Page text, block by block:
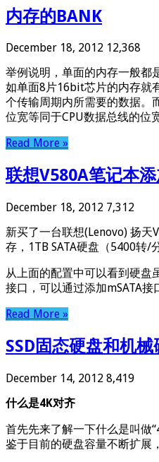
内存的BANK
December 18, 2012 12,368
举例说明，单面的内存一般都
如单面8片16bit芯片的内存就
个传输周期内所需要的数据。
位宽等同于CPU数据总线的位
Read More »
联想V580A笔记本
December 18, 2012 7,312
新买了一台联想(Lenovo) 扬天
存，1TB SATA硬盘（5400转/
从上面的配置中可以看到硬盘
接口，可以通过添加mSATA接
Read More »
SSD固态硬盘和机
December 14, 2012 8,419
什么是4K对齐
首先先来了解一下什么是叫做
鉴于目前的硬盘容量不断扩展